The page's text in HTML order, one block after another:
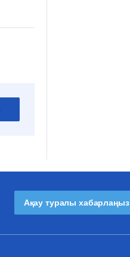
Ақау туралы хабарлаңыз